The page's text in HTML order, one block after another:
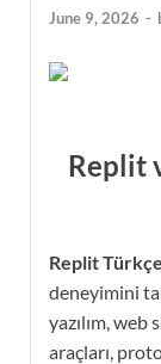
June 9, 2026 -
Replit
Replit Türkçe
deneyimini
yazılım,
araçları,